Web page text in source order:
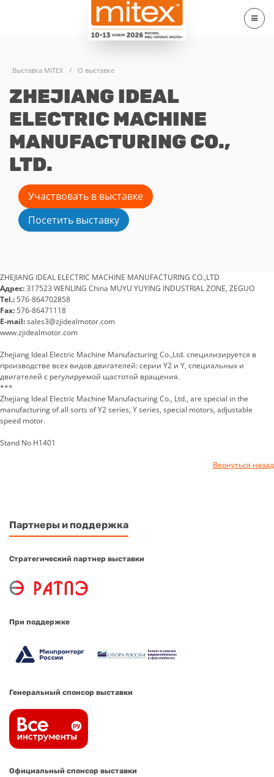
Выставка MITEX / О выставке
ZHEJIANG IDEAL
ELECTRIC MACHINE
MANUFACTURING CO.,
LTD.
Участвовать в выставке
Посетить выставку
ZHEJIANG IDEAL ELECTRIC MACHINE MANUFACTURING CO.,LTD
Адрес:317523 WENLING China MUYU YUYING INDUSTRIAL ZONE, ZEGUO
Tel.: 576-864702858
Fax: 576-86471118
E-mail:sales3@zjidealmotor.com
www.zjidealmotor.com
Zhejiang Ideal Electric Machine Manufacturing Co.,Ltd. специлизируется в
производстве всех видов двигателей: серии Y2 и Y, специальных и
двигателей с регулируемой щастотой вращения.
***
Zhejiang Ideal Electric Machine Manufacturing Co., Ltd., are special in the
manufacturing of all sorts of Y2 series, Y series, special motors, adjustable
speed motor.
Stand No H1401
Вернуться назад
Партнеры и поддержка
Стратегический партнер выставки
При поддержке
Генеральный спонсор выставки
Официальный спонсор выставки